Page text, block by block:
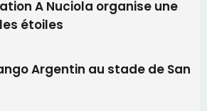
des producteurs à Cruculi le